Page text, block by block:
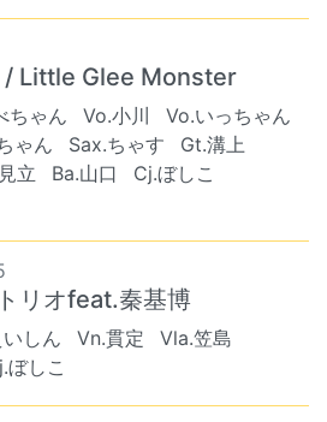
/ Little Glee Monster
ちゃん Vo.小川
Vo.いっちゃん
ゃん Sax.ちゃす
Gt.溝上
立 Ba.山口
Cj.ぼしこ
リオfeat.秦基博
しん Vn.貫定
Vla.笠島
ぼしこ